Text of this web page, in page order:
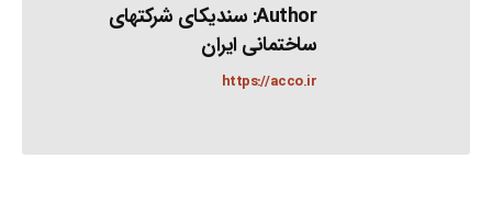
Author: سندیکای شرکتهای
ساختمانی ایران
https://acco.ir